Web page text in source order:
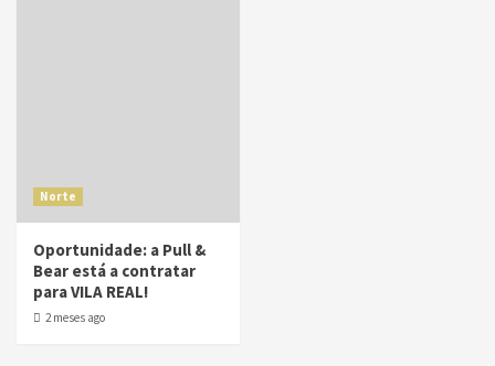
Norte
Oportunidade: a Pull &
Bear está a contratar
para VILA REAL!
2 meses ago